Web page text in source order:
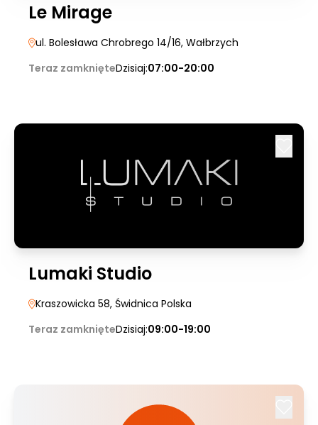
Le Mirage
ul. Bolesława Chrobrego 14/16, Wałbrzych
Teraz zamknięteDzisiaj:07:00-20:00
Lumaki Studio
Kraszowicka 58, Świdnica Polska
Teraz zamknięteDzisiaj:09:00-19:00